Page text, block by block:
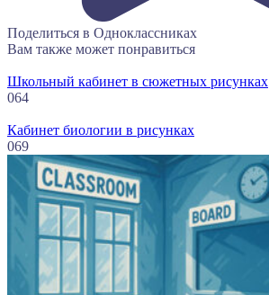
Поделиться в Одноклассниках
Вам также может понравиться
Школьный кабинет в сюжетных рисунках
064
Кабинет биологии в рисунках
069